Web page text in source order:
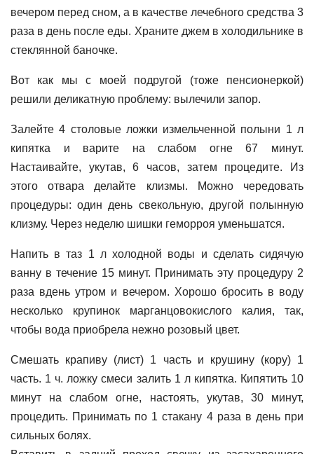
вечером перед сном, а в качестве лечебного средства 3
раза в день после еды. Храните джем в холодильнике в
стеклянной баночке.
Вот как мы с моей подругой (тоже пенсионеркой)
решили деликатную проблему: вылечили запор.
Залейте 4 столовые ложки измельченной полыни 1 л
кипятка и варите на слабом огне 67 минут.
Настаивайте, укутав, 6 часов, затем процедите. Из
этого отвара делайте клизмы. Можно чередовать
процедуры: один день свекольную, другой полынную
клизму. Через неделю шишки геморроя уменьшатся.
Напить в таз 1 л холодной воды и сделать сидячую
ванну в течение 15 минут. Принимать эту процедуру 2
раза вдень утром и вечером. Хорошо бросить в воду
несколько крупинок марганцовокислого калия, так,
чтобы вода приобрела нежно розовый цвет.
Смешать крапиву (лист) 1 часть и крушину (кору) 1
часть. 1 ч. ложку смеси залить 1 л кипятка. Кипятить 10
минут на слабом огне, настоять, укутав, 30 минут,
процедить. Принимать по 1 стакану 4 раза в день при
сильных болях.